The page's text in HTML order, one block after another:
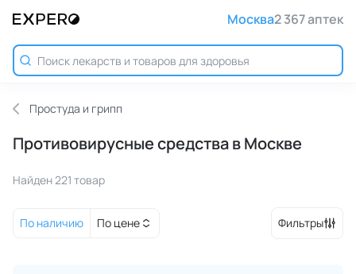
Москва2 367 аптек
Простуда и грипп
Противовирусные средства в Москве
Найден 221 товар
По наличию По цене Фильтры